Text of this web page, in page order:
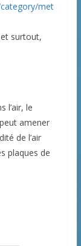
met
surtout,
l’air, le
amener
de l’air
plaques de